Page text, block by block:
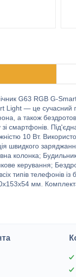
G63 RGB G-
Light — це сучасний
а також
смартфонів.
10 Вт.
швидкого
колонка;
керування;
типів телефонів
мм.